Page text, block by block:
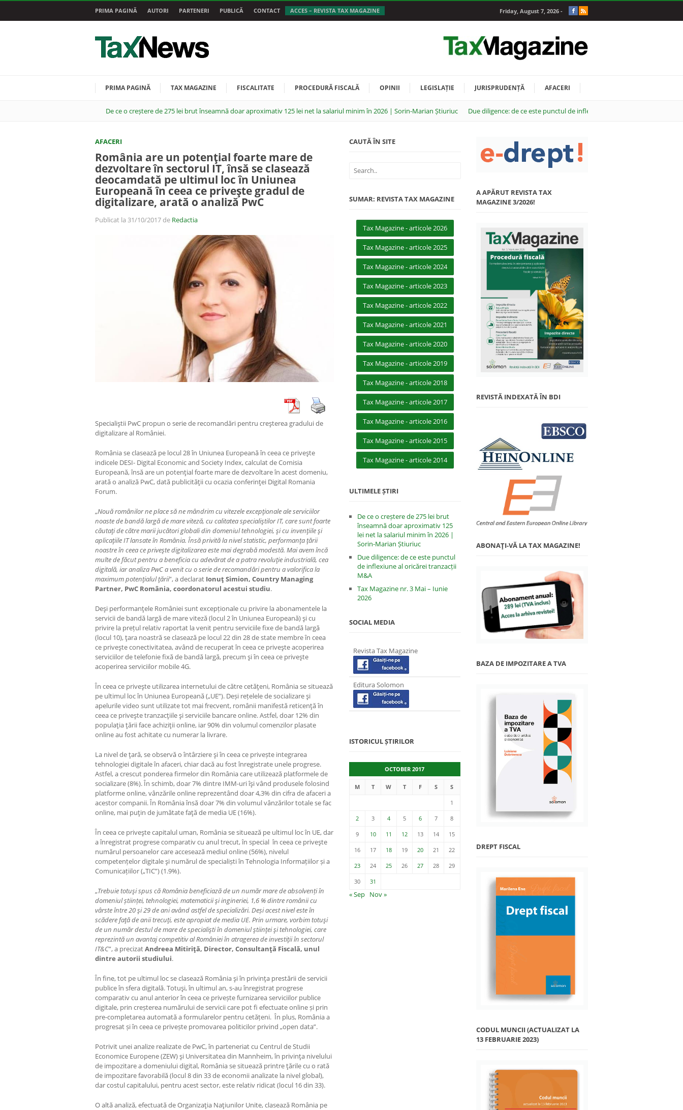
PRIMA PAGINĂ AUTORI PARTENERI PUBLICĂ CONTACT ACCES – REVISTA TAX MAGAZINE Friday, August 7, 2026 -
PRIMA PAGINĂ TAX MAGAZINE FISCALITATE PROCEDURĂ FISCALĂ OPINII LEGISLAȚIE JURISPRUDENȚĂ AFACERI
De ce o creștere de 275 lei brut înseamnă doar aproximativ 125 lei net la salariul minim în 2026 | Sorin-Marian Știuriuc Due diligence: de ce este punctul de inflexiune al oricărei tranzacții M&A
AFACERI
România are un potenţial foarte mare de
dezvoltare în sectorul IT, însă se clasează
deocamdată pe ultimul loc în Uniunea
Europeană în ceea ce priveşte gradul de
digitalizare, arată o analiză PwC
Publicat la 31/10/2017 de Redactia
Specialiştii PwC propun o serie de recomandări pentru creşterea gradului de
digitalizare al României.
România se clasează pe locul 28 în Uniunea Europeană în ceea ce priveşte
indicele DESI- Digital Economic and Society Index, calculat de Comisia
Europeană, însă are un potenţial foarte mare de dezvoltare în acest domeniu,
arată o analiză PwC, dată publicităţii cu ocazia conferinţei Digital Romania
Forum.
„Nouă românilor ne place să ne mândrim cu vitezele excepţionale ale serviciilor
noaste de bandă largă de mare viteză, cu calitatea specialiştilor IT, care sunt foarte
căutaţi de către marii jucători globali din domeniul tehnologiei, şi cu invenţiile şi
aplicaţiile IT lansate în România. Însă privită la nivel statistic, performanţa ţării
noastre în ceea ce priveşte digitalizarea este mai degrabă modestă. Mai avem încă
multe de făcut pentru a beneficia cu adevărat de a patra revoluţie industrială, cea
digitală, iar analiza PwC a venit cu o serie de recomandări pentru a valorifica la
maximum potenţialul ţării”, a declarat Ionuţ Simion, Country Managing
Partner, PwC România, coordonatorul acestui studiu.
Deşi performanţele României sunt excepționale cu privire la abonamentele la
servicii de bandă largă de mare viteză (locul 2 în Uniunea Europeană) şi cu
privire la prețul relativ raportat la venit pentru serviciile fixe de bandă largă
(locul 10), ţara noastră se clasează pe locul 22 din 28 de state membre în ceea
ce priveşte conectivitatea, având de recuperat în ceea ce priveşte acoperirea
serviciilor de telefonie fixă de bandă largă, precum şi în ceea ce priveşte
acoperirea serviciilor mobile 4G.
În ceea ce priveşte utilizarea internetului de către cetăţeni, România se situează
pe ultimul loc în Uniunea Europeană („UE”). Deși rețelele de socializare şi
apelurile video sunt utilizate tot mai frecvent, românii manifestă reticenţă în
ceea ce priveşte tranzacţiile şi serviciile bancare online. Astfel, doar 12% din
populaţia ţării face achiziţii online, iar 90% din volumul comenzilor plasate
online au fost achitate cu numerar la livrare.
La nivel de ţară, se observă o întârziere şi în ceea ce privește integrarea
tehnologiei digitale în afaceri, chiar dacă au fost înregistrate unele progrese.
Astfel, a crescut ponderea firmelor din România care utilizează platformele de
socializare (8%). În schimb, doar 7% dintre IMM-uri îşi vând produsele folosind
platforme online, vânzările online reprezentând doar 4,3% din cifra de afaceri a
acestor companii. În România însă doar 7% din volumul vânzărilor totale se fac
online, mai puţin de jumătate faţă de media UE (16%).
În ceea ce priveşte capitalul uman, România se situează pe ultimul loc în UE, dar
a înregistrat progrese comparativ cu anul trecut, în special în ceea ce priveşte
numărul persoanelor care accesează mediul online (56%), nivelul
competențelor digitale şi numărul de specialiști în Tehnologia Informațiilor și a
Comunicațiilor („TIC”) (1.9%).
„Trebuie totuşi spus că România beneficiază de un număr mare de absolvenți în
domeniul științei, tehnologiei, matematicii şi ingineriei, 1,6 % dintre românii cu
vârste între 20 şi 29 de ani având astfel de specializări. Deși acest nivel este în
scădere faţă de anii trecuţi, este apropiat de media UE. Prin urmare, vorbim totuşi
de un număr destul de mare de specialişti în domeniul ştiinţei şi tehnologiei, care
reprezintă un avantaj competitiv al României în atragerea de investiţii în sectorul
IT&C”, a precizatAndreea Mitiriţă, Director, Consultanţă Fiscală, unul
dintre autorii studiului.
În fine, tot pe ultimul loc se clasează România şi în privinţa prestării de servicii
publice în sfera digitală. Totuşi, în ultimul an, s-au înregistrat progrese
comparativ cu anul anterior în ceea ce privește furnizarea serviciilor publice
digitale, prin creșterea numărului de servicii care pot fi efectuate online și prin
pre-completarea automată a formularelor pentru cetățeni. În plus, România a
progresat și în ceea ce privește promovarea politicilor privind „open data”.
Potrivit unei analize realizate de PwC, în parteneriat cu Centrul de Studii
Economice Europene (ZEW) şi Universitatea din Mannheim, în privinţa nivelului
de impozitare a domeniului digital, România se situează printre ţările cu o rată
de impozitare favorabilă (locul 8 din 33 de economii analizate la nivel global),
dar costul capitalului, pentru acest sector, este relativ ridicat (locul 16 din 33).
O altă analiză, efectuată de Organizaţia Naţiunilor Unite, clasează România pe
CAUTĂ ÎN SITE
SUMAR: REVISTA TAX MAGAZINE
Tax Magazine - articole 2026
Tax Magazine - articole 2025
Tax Magazine - articole 2024
Tax Magazine - articole 2023
Tax Magazine - articole 2022
Tax Magazine - articole 2021
Tax Magazine - articole 2020
Tax Magazine - articole 2019
Tax Magazine - articole 2018
Tax Magazine - articole 2017
Tax Magazine - articole 2016
Tax Magazine - articole 2015
Tax Magazine - articole 2014
ULTIMELE ȘTIRI
De ce o creștere de 275 lei brut
înseamnă doar aproximativ 125
lei net la salariul minim în 2026 |
Sorin-Marian Știuriuc
Due diligence: de ce este punctul
de inflexiune al oricărei tranzacții
M&A
Tax Magazine nr. 3 Mai – Iunie
2026
SOCIAL MEDIA
Revista Tax Magazine
Editura Solomon
ISTORICUL ȘTIRILOR
OCTOBER 2017
M T W T F S S
1
2 3 4 5 6 7 8
9 10 11 12 13 14 15
16 17 18 19 20 21 22
23 24 25 26 27 28 29
30 31
« Sep Nov »
A APĂRUT REVISTA TAX
MAGAZINE 3/2026!
REVISTĂ INDEXATĂ ÎN BDI
ABONAŢI-VĂ LA TAX MAGAZINE!
BAZA DE IMPOZITARE A TVA
DREPT FISCAL
CODUL MUNCII (ACTUALIZAT LA
13 FEBRUARIE 2023)